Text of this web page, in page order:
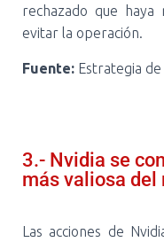
rechazado que haya
evitar la operación.
Fuente: Estrategia
3.- Nvidia se
más valiosa del
Las acciones de